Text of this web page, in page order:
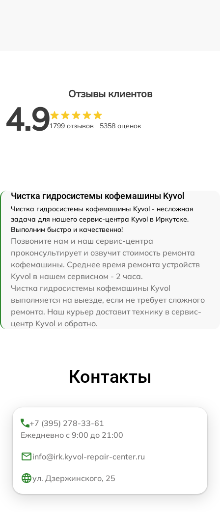
Отзывы клиентов
4.91799 отзывов 5358 оценок
Чистка гидросистемы кофемашины Kyvol
Чистка гидросистемы кофемашины Kyvol - несложная
задача для нашего сервис-центра Kyvol в Иркутске.
Выполним быстро и качественно!
Позвоните нам и наш сервис-центра
проконсультирует и озвучит стоимость ремонта
кофемашины. Среднее время ремонта устройств
Kyvol в нашем сервисном - 2 часа.
Чистка гидросистемы кофемашины Kyvol
выполняется на выезде, если не требует сложного
ремонта. Наш курьер доставит технику в сервис-
центр Kyvol и обратно.
Контакты
+7 (395) 278-33-61
Ежедневно с 9:00 до 21:00
info@irk.kyvol-repair-center.ru
ул. Дзержинского, 25